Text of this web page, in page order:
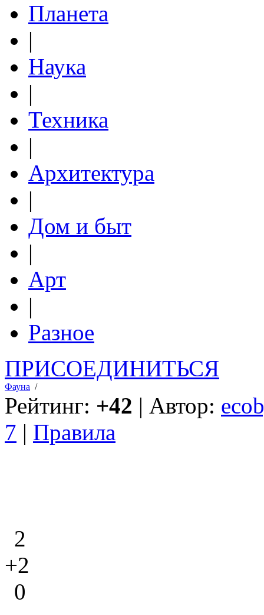
Планета
|
Наука
|
Техника
|
Архитектура
|
Дом и быт
|
Арт
|
Разное
ПРИСОЕДИНИТЬСЯ
Фауна /
Рейтинг: +42 | Автор:
7 | Правила
2
+2
0